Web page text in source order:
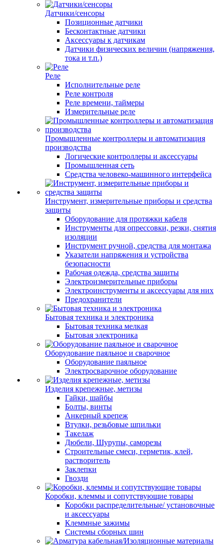
Датчики/сенсоры
Позиционные датчики
Бесконтактные датчики
Аксессуары к датчикам
Датчики физических величин (напряжения,
тока и т.п.)
Реле
Исполнительные реле
Реле контроля
Реле времени, таймеры
Измерительные реле
Промышленные контроллеры и автоматизация
производства
Логические контроллеры и аксессуары
Промышленная сеть
Средства человеко-машинного интерфейса
Инструмент, измерительные приборы и средства
защиты
Оборудование для протяжки кабеля
Инструменты для опрессовки, резки, снятия
изоляции
Инструмент ручной, средства для монтажа
Указатели напряжения и устройства
безопасности
Рабочая одежда, средства защиты
Электроизмерительные приборы
Электроинструменты и аксессуары для них
Предохранители
Бытовая техника и электроника
Бытовая техника мелкая
Бытовая электроника
Оборудование паяльное и сварочное
Оборудование паяльное
Электросварочное оборудование
Изделия крепежные, метизы
Гайки, шайбы
Болты, винты
Анкерный крепеж
Втулки, резьбовые шпильки
Такелаж
Дюбели, Шурупы, саморезы
Строительные смеси, герметик, клей,
растворитель
Заклепки
Гвозди
Коробки, клеммы и сопутствующие товары
Коробки распределительные/ установочные
и аксессуары
Клеммные зажимы
Системы сборных шин